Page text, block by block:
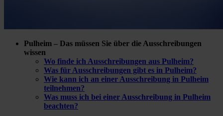
Pulheim – Das müssen Sie über die Ausschreibungen
wissen
Wo finde ich Ausschreibungen aus Pulheim?
Was für Ausschreibungen gibt es in Pulheim?
Wie kann ich an einer Ausschreibung in Pulheim
teilnehmen?
Was muss ich bei einer Ausschreibung in Pulheim
beachten?